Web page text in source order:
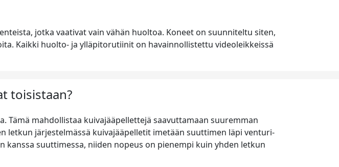
jotka vaativat vain vähän huoltoa. Koneet on suunniteltu siten,
Kaikki huolto- ja ylläpitorutiinit on havainnollistettu videoleikkeissä
toisistaan?
Tämä mahdollistaa kuivajääpellettejä saavuttamaan suuremman
letkun järjestelmässä kuivajääpelletit imetään suuttimen läpi venturi-
suuttimessa, niiden nopeus on pienempi kuin yhden letkun